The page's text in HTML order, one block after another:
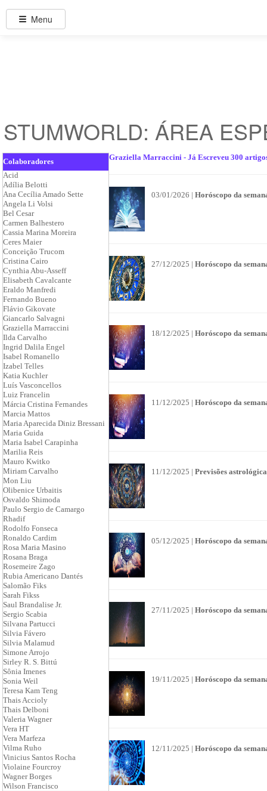
STUMWORLD: ÁREA
Colaboradores
Acid
Adília Belotti
Ana Cecília Amado Sette
Angela Li Volsi
Bel Cesar
Carmen Balhestero
Cassia Marina Moreira
Ceres Maier
Conceição Trucom
Cristina Cairo
Cynthia Abu-Asseff
Elisabeth Cavalcante
Eraldo Manfredi
Fernando Bueno
Flávio Gikovate
Giancarlo Salvagni
Graziella Marraccini
Ilda Carvalho
Ingrid Dalila Engel
Isabel Romanello
Izabel Telles
Katia Kuchler
Luís Vasconcellos
Luiz Francelin
Márcia Cristina Fernandes
Marcia Mattos
Maria Aparecida Diniz Bressani
Maria Guida
Maria Isabel Carapinha
Marilia Reis
Mauro Kwitko
Miriam Carvalho
Mon Liu
Olibenice Urbaitis
Osvaldo Shimoda
Paulo Sergio de Camargo
Rhadif
Rodolfo Fonseca
Ronaldo Cardim
Rosa Maria Masino
Rosana Braga
Rosemeire Zago
Rubia Americano Dantés
Salomão Fiks
Sarah Fikss
Saul Brandalise Jr.
Sergio Scabia
Silvana Partucci
Silvia Fávero
Silvia Malamud
Simone Arrojo
Sirley R. S. Bittú
Sônia Imenes
Sonia Weil
Teresa Kam Teng
Thais Accioly
Thais Delboni
Valeria Wagner
Vera HT
Vera Marfeza
Vilma Ruho
Vinicius Santos Rocha
Violaine Fourcroy
Wagner Borges
Wilson Francisco
Graziella Marraccini - Já Escreveu 300
03/01/2026 | Horóscopo da
27/12/2025 | Horóscopo da
18/12/2025 | Horóscopo da
11/12/2025 | Horóscopo da
11/12/2025 | Previsões
05/12/2025 | Horóscopo da
27/11/2025 | Horóscopo da
19/11/2025 | Horóscopo da
12/11/2025 | Horóscopo da
Menu